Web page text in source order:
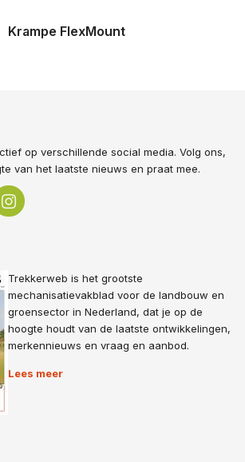
Krampe FlexMount
op verschillende social media. Volg ons,
van het laatste nieuws en praat mee.
Trekkerweb is het grootste
mechanisatievakblad voor de landbouw en
groensector in Nederland, dat je op de
hoogte houdt van de laatste ontwikkelingen,
merkennieuws en vraag en aanbod.
Lees meer